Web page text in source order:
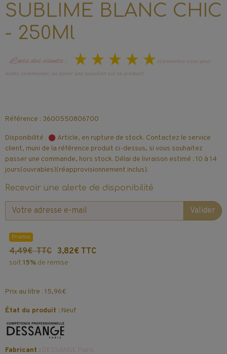
SUBLIME BLANC CHIC
- 250Ml
L’avis des clients :
(Connectez-vous pour
noter, commenter, ou poser une question sur ce produit)
Référence : 3600550806700
Disponibilité :
Article, en rupture de stock. Contactez le service
client, muni de la référence produit ci-dessus, si vous souhaitez
passer une commande, hors stock. Délai de livraison estimé : 10 à 14
jours(ouvrables)(réapprovisionnement inclus).
Recevoir une alerte de disponibilité
Valider
Promo
4,49€ TTC 3,82€ TTC
soit 15% de remise
Prix au litre : 15,96€
État du produit : Neuf
Fabricant : DESSANGE Paris